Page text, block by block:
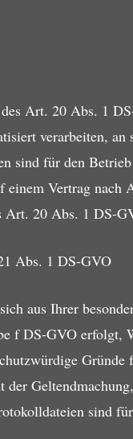
des Art. 20 Abs. 1
verarbeiten,
sind für den
einem Vertrag
Art. 20 Abs. 1 DS-
Abs. 1 DS-GVO
aus Ihrer
f DS-GVO erfolgt,
sind